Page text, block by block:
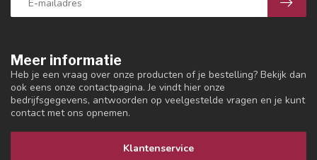
Meer informatie
Heb je een vraag over onze producten of je bestelling? Bekijk dan
ook eens onze contactpagina. Je vindt hier onze
bedrijfsgegevens, antwoorden op veelgestelde vragen en je kunt
contact met ons opnemen.
Klantenservice